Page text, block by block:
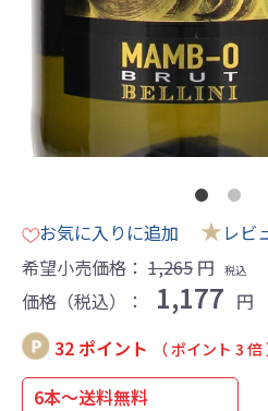
お気に入りに追加 ★レビ
希望小売価格： 1,265 円 税込
価格（税込）： 1,177 円
32 ポイント
（ ポイント 3 倍
6本～送料無料